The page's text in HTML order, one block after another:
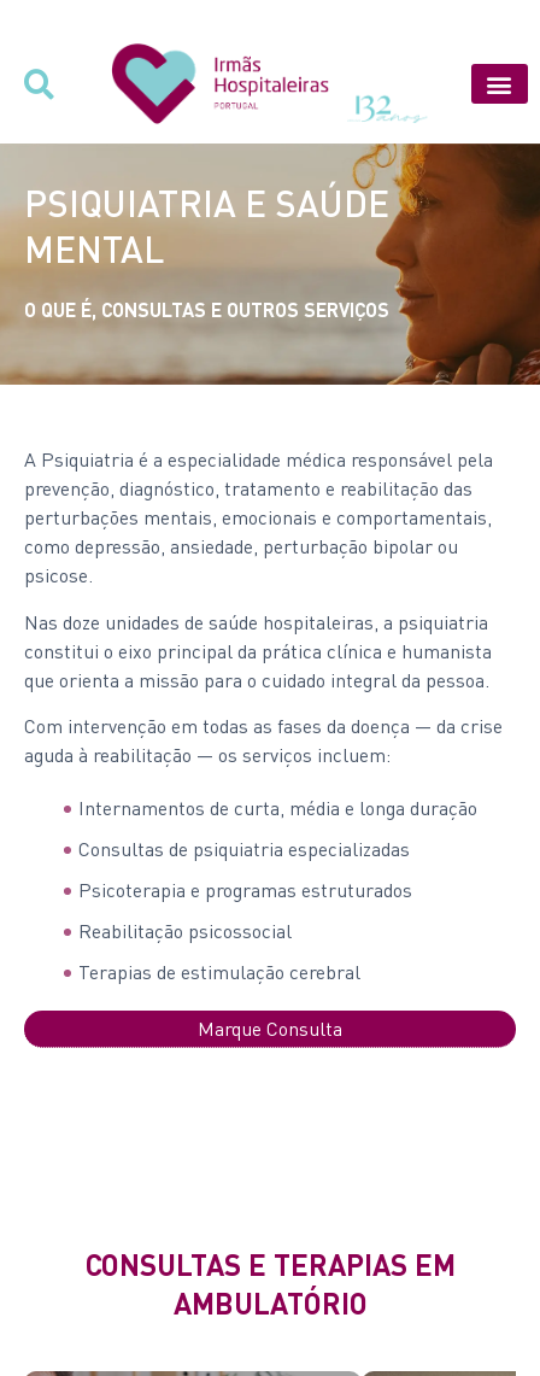
PSIQUIATRIA E SAÚDE
MENTAL
O QUE É, CONSULTAS E OUTROS SERVIÇOS
A Psiquiatria é a especialidade médica responsável pela
prevenção, diagnóstico, tratamento e reabilitação das
perturbações mentais, emocionais e comportamentais,
como depressão, ansiedade, perturbação bipolar ou
psicose.
Nas doze unidades de saúde hospitaleiras, a psiquiatria
constitui o eixo principal da prática clínica e humanista
que orienta a missão para o cuidado integral da pessoa.
Com intervenção em todas as fases da doença — da crise
aguda à reabilitação — os serviços incluem:
Internamentos de curta, média e longa duração
Consultas de psiquiatria especializadas
Psicoterapia e programas estruturados
Reabilitação psicossocial
Terapias de estimulação cerebral
Marque Consulta
CONSULTAS E TERAPIAS EM
AMBULATÓRIO